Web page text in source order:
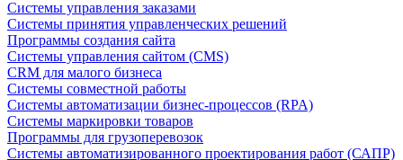
Системы управления заказами
Системы принятия управленческих решений
Программы создания сайта
Системы управления сайтом (CMS)
CRM для малого бизнеса
Системы совместной работы
Системы автоматизации бизнес-процессов (RPA)
Системы маркировки товаров
Программы для грузоперевозок
Системы автоматизированного проектирования работ (САПР)